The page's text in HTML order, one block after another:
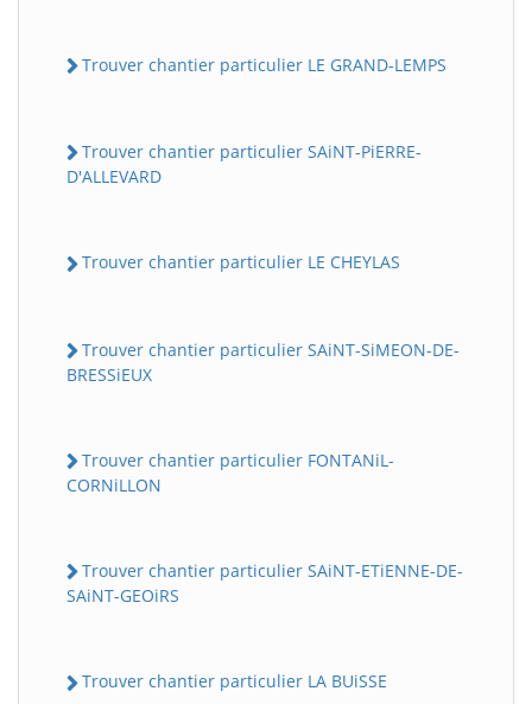
Trouver chantier particulier LE GRAND-LEMPS
Trouver chantier particulier SAiNT-PiERRE-
D'ALLEVARD
Trouver chantier particulier LE CHEYLAS
Trouver chantier particulier SAiNT-SiMEON-DE-
BRESSiEUX
Trouver chantier particulier FONTANiL-
CORNiLLON
Trouver chantier particulier SAiNT-ETiENNE-DE-
SAiNT-GEOiRS
Trouver chantier particulier LA BUiSSE